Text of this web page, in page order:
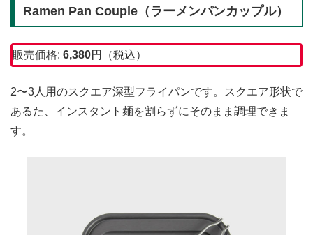
Ramen Pan Couple（ラーメンパンカップル）
販売価格: 6,380円 （税込）
2〜3人用のスクエア深型フライパンです。スクエア形状で
あるた、インスタント麺を割らずにそのまま調理できま
す。